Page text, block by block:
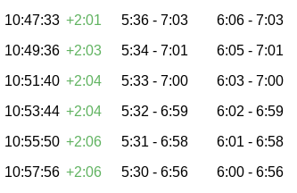
10:47:33 +2:01 5:36 - 7:03 6:06 - 7:03
10:49:36 +2:03 5:34 - 7:01 6:05 - 7:01
10:51:40 +2:04 5:33 - 7:00 6:03 - 7:00
10:53:44 +2:04 5:32 - 6:59 6:02 - 6:59
10:55:50 +2:06 5:31 - 6:58 6:01 - 6:58
10:57:56 +2:06 5:30 - 6:56 6:00 - 6:56